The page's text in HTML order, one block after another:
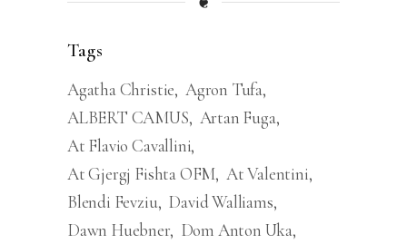
Tags
Agatha Christie Agron Tufa
ALBERT CAMUS Artan Fuga
At Flavio Cavallini
At Gjergj Fishta OFM At Valentini
Blendi Fevziu David Walliams
Dawn Huebner Dom Anton Uka